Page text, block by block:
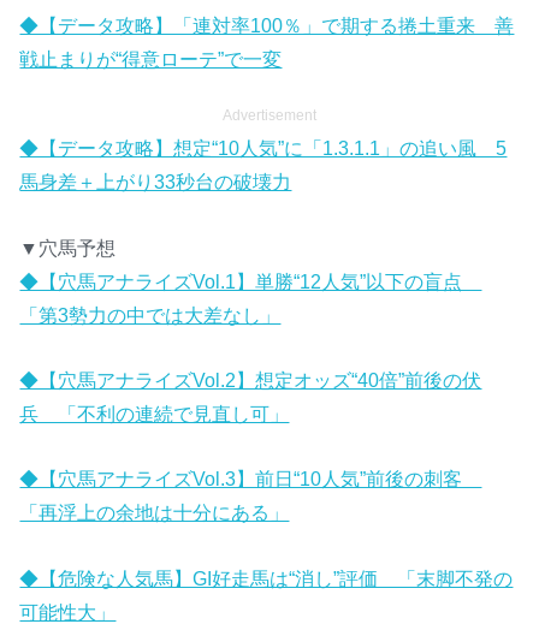
◆【データ攻略】「連対率100％」で期する捲土重来 善
戦止まりが“得意ローテ”で一変
Advertisement
◆【データ攻略】想定“10人気”に「1.3.1.1」の追い風 5
馬身差＋上がり33秒台の破壊力
▼穴馬予想
◆【穴馬アナライズVol.1】単勝“12人気”以下の盲点
「第3勢力の中では大差なし」
◆【穴馬アナライズVol.2】想定オッズ“40倍”前後の伏
兵 「不利の連続で見直し可」
◆【穴馬アナライズVol.3】前日“10人気”前後の刺客
「再浮上の余地は十分にある」
◆【危険な人気馬】GI好走馬は“消し”評価 「末脚不発の
可能性大」